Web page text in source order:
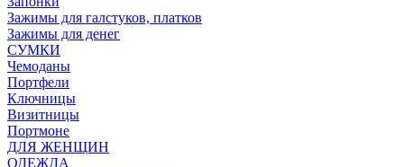
Зажимы для галстуков, платков
Зажимы для денег
СУМКИ
Чемоданы
Портфели
Ключницы
Визитницы
Портмоне
ДЛЯ ЖЕНЩИН
ОДЕЖДА